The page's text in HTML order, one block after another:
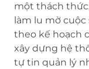
một thách
làm lu mờ
theo kế hoạch
xây dựng hệ
tự tin quản lý